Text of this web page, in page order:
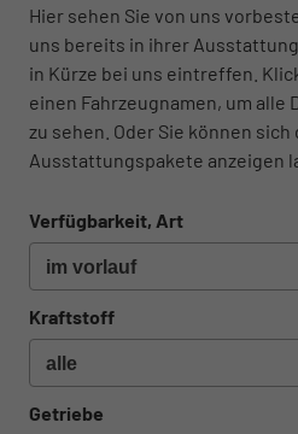
Hier sehen Sie von uns
uns bereits in ihrer
in Kürze bei uns eintreffen.
einen Fahrzeugnamen, um alle
zu sehen. Oder Sie können
Ausstattungspakete anzeigen
Verfügbarkeit, Art
Kraftstoff
Getriebe